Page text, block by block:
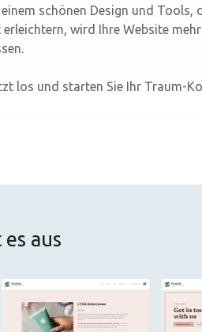
schönen Design und
wird Ihre Website
los und starten Sie Ihr Traum-
aus